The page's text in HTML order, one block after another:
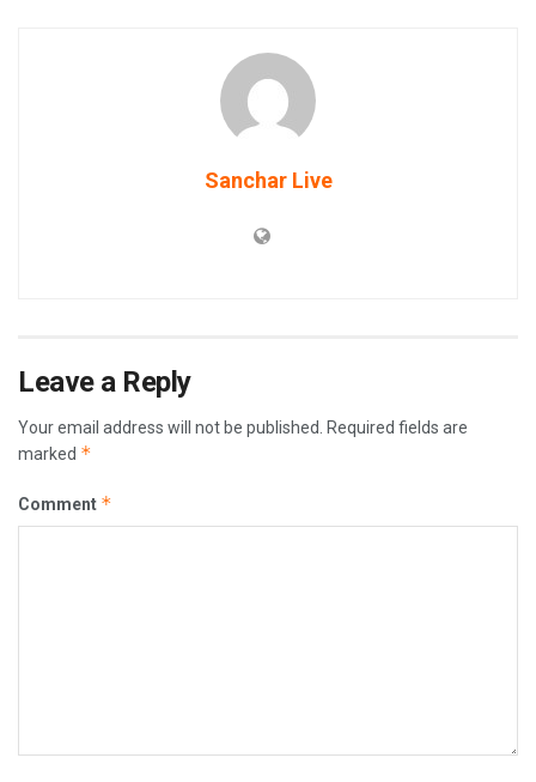
Sanchar Live
Leave a Reply
Your email address will not be published.
Required fields are
marked *
Comment *